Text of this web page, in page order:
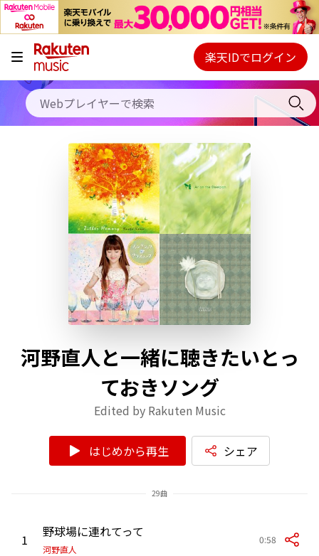
キャンペーン
料金プラン
使い方
初回30日間無料お試し
Webプレイヤー
ご契約内容の確認・変更
楽天IDでログイン
河野直人と一緒に聴きたいとっ
ておきソング
Edited by Rakuten Music
はじめから再生 シェア
29曲
1 野球場に連れてって
河野直人
0:58